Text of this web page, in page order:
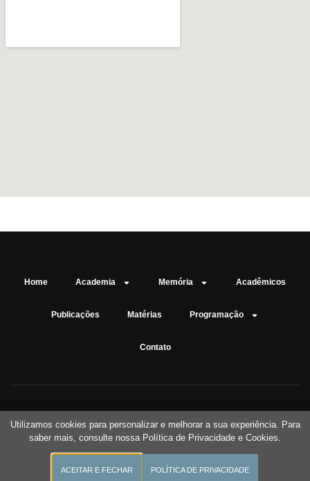
Home Academia Memória Acadêmicos
Publicações Matérias Programação
Contato
Academia de Letras da Grande São Paulo - Copyright ©2026 -
Desenvolvido porBeta Design
Utilizamos cookies para personalizar e melhorar a sua experiência. Para
saber mais, consulte nossa Política de Privacidade e Cookies.
ACEITAR E FECHAR POLÍTICA DE PRIVACIDADE